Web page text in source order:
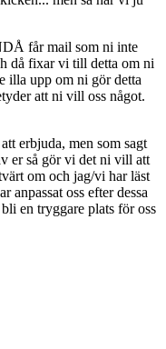
får mail som ni inte
då fixar vi till detta om ni
illa upp om ni gör detta
att ni vill oss något.
erbjuda, men som sagt
er så gör vi det ni vill att
om och jag/vi har läst
anpassat oss efter dessa
en tryggare plats för oss